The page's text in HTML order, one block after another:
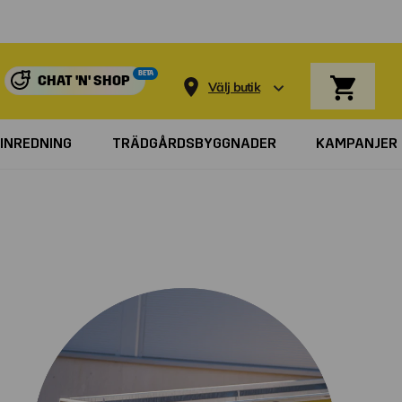
CHAT 'N' SHOP BETA
Välj butik
INREDNING TRÄDGÅRDSBYGGNADER KAMPANJER